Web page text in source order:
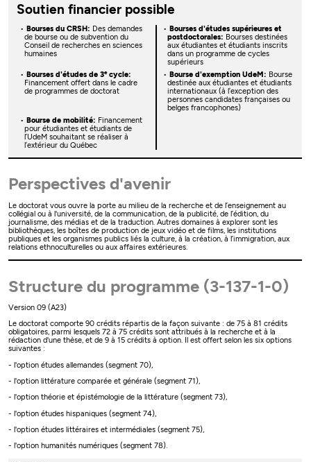
Soutien financier possible
Bourses du CRSH: Des demandes
de bourse ou de subvention du
Conseil de recherches en sciences
humaines
Bourses d'études supérieures et
postdoctorales: Bourses destinées
aux étudiantes et étudiants inscrits
dans un programme de cycles
supérieurs
Bourses d'études de 3ecycle:
Financement offert dans le cadre
de programmes de doctorat
Bourse d'exemption UdeM: Bourse
destinée aux étudiantes et étudiants
internationaux (à l’exception des
personnes candidates françaises ou
belges francophones)
Bourse de mobilité: Financement
pour étudiantes et étudiants de
l’UdeM souhaitant se réaliser à
l’extérieur du Québec
Perspectives d'avenir
Le doctorat vous ouvre la porte au milieu de la recherche et de l’enseignement au
collégial ou à l'université, de la communication, de la publicité, de l’édition, du
journalisme, des médias et de la traduction. Autres domaines à explorer sont les
bibliothèques, les boîtes de production de jeux vidéo et de films, les institutions
publiques et les organismes publics liés la culture, à la création, à l’immigration, aux
relations ethnoculturelles ou aux affaires extérieures.
Structure du programme (3-137-1-0)
Version 09 (A23)
Le doctorat comporte 90 crédits répartis de la façon suivante : de 75 à 81 crédits
obligatoires, parmi lesquels 72 à 75 crédits sont attribués à la recherche et à la
rédaction d'une thèse, et de 9 à 15 crédits à option. Il est offert selon les six options
suivantes :
- l'option études allemandes (segment 70),
- l'option littérature comparée et générale (segment 71),
- l'option théorie et épistémologie de la littérature (segment 73),
- l'option études hispaniques (segment 74),
- l'option études littéraires et intermédiales (segment 75),
- l'option humanités numériques (segment 78).